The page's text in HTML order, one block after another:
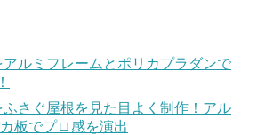
ルミフレームとポリカプラダンで
さぐ屋根を見た目よく制作！アル
板でプロ感を演出